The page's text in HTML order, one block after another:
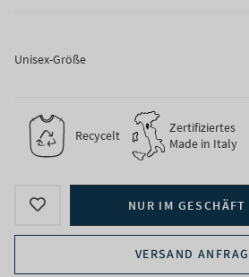
Unisex-Größe
Recycelt
Zertifiziertes
Made in Italy
NUR IM
VERSAND